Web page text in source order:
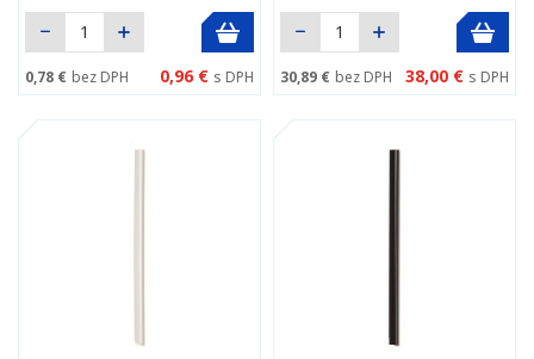
0,78 € bez DPH 0,96 € s DPH 30,89 € bez DPH 38,00 € s DPH